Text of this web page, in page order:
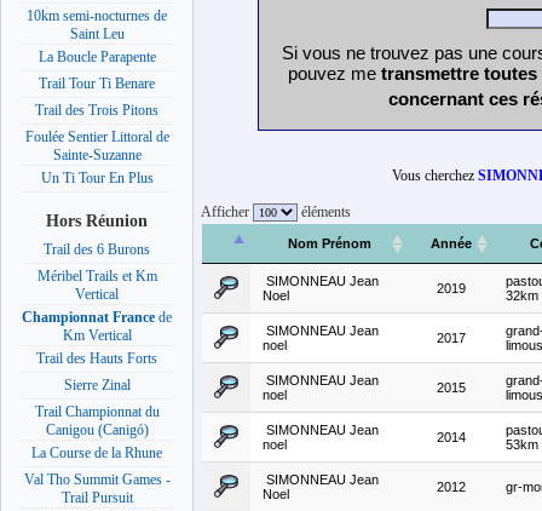
10km semi-nocturnes de
Saint Leu
La Boucle Parapente
Trail Tour Ti Benare
Trail des Trois Pitons
Foulée Sentier Littoral de
Sainte-Suzanne
Un Ti Tour En Plus
Hors Réunion
Trail des 6 Burons
Méribel Trails et Km
Vertical
Championnat France de
Km Vertical
Trail des Hauts Forts
Sierre Zinal
Trail Championnat du
Canigou (Canigó)
La Course de la Rhune
Val Tho Summit Games -
Trail Pursuit
Si vous ne trouvez pas une
pouvez me transmettre
concernant ces
Vous cherchez
Afficher éléments
Nom Prénom Année
SIMONNEAU Jean
Noel
2019
32km
SIMONNEAU Jean
noel
2017
SIMONNEAU Jean
noel
2015
SIMONNEAU Jean
noel
2014
53km
SIMONNEAU Jean
Noel
2012 gr-